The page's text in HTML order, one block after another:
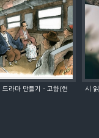
드라마 만들기 - 고향(현 시